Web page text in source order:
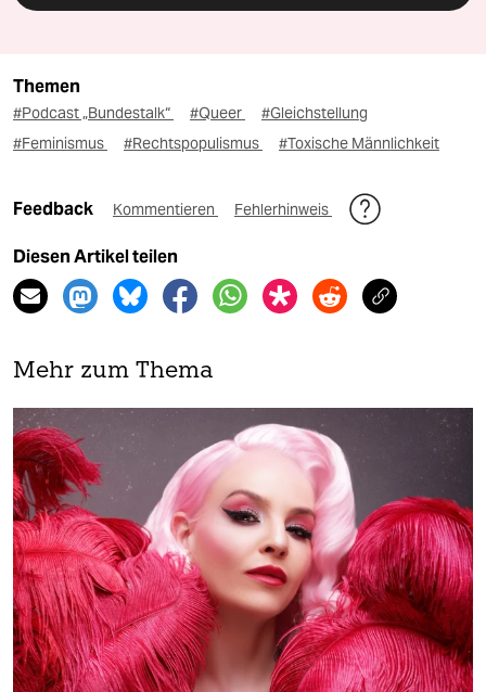
Themen
#Podcast „Bundestalk“ #Queer
#Gleichstellung
#Feminismus
#Rechtspopulismus #Toxische Männlichkeit
Feedback Kommentieren Fehlerhinweis
Diesen Artikel teilen
Mehr zum Thema